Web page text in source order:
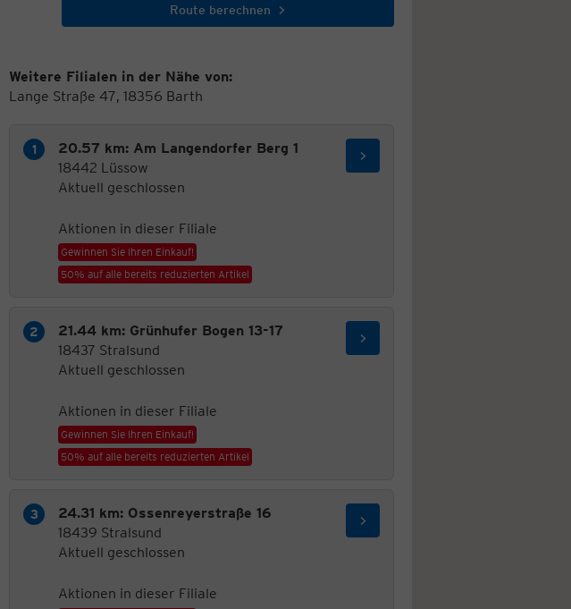
Route berechnen
Weitere Filialen in der Nähe von:
Lange Straße 47, 18356 Barth
20.57 km: Am Langendorfer Berg 1
18442 Lüssow
Aktuell geschlossen
Aktionen in dieser Filiale
Gewinnen Sie Ihren Einkauf!
50% auf alle bereits reduzierten Artikel
21.44 km: Grünhufer Bogen 13-17
18437 Stralsund
Aktuell geschlossen
Aktionen in dieser Filiale
Gewinnen Sie Ihren Einkauf!
50% auf alle bereits reduzierten Artikel
24.31 km: Ossenreyerstraße 16
18439 Stralsund
Aktuell geschlossen
Aktionen in dieser Filiale